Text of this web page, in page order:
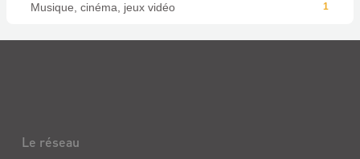
1
Musique, cinéma, jeux vidéo
Le réseau